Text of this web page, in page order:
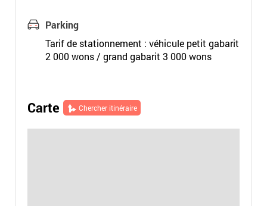
Parking
Tarif de stationnement : véhicule petit gabarit
2 000 wons / grand gabarit 3 000 wons
Carte Chercher itinéraire